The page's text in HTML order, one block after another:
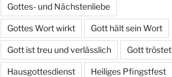
Gottes- und Nächstenliebe
Gottes Wort wirkt Gott hält sein Wort
Gott ist treu und verlässlich Gott tröstet
Hausgottesdienst Heiliges Pfingstfest